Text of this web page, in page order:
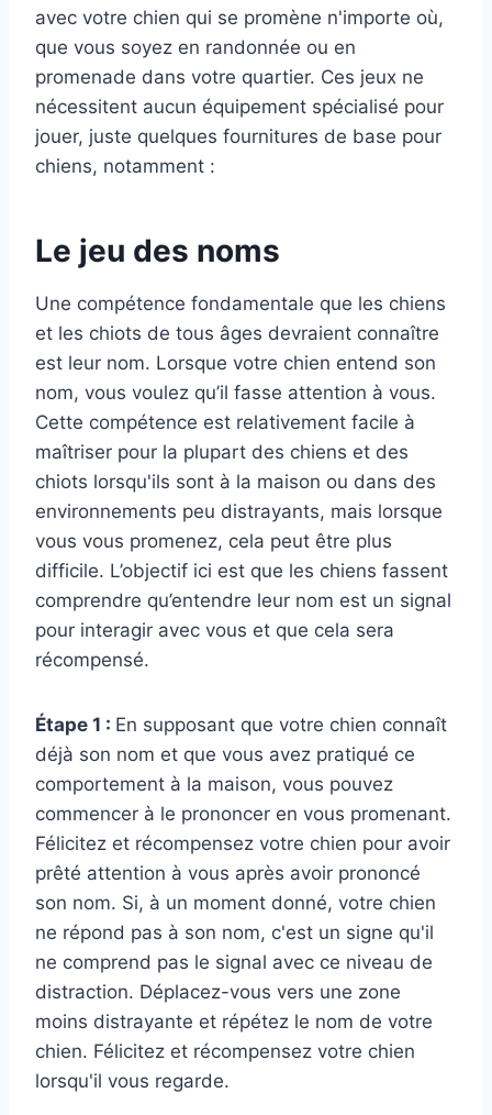
avec votre chien qui se promène n'importe où,
que vous soyez en randonnée ou en
promenade dans votre quartier. Ces jeux ne
nécessitent aucun équipement spécialisé pour
jouer, juste quelques fournitures de base pour
chiens, notamment :
Le jeu des noms
Une compétence fondamentale que les chiens
et les chiots de tous âges devraient connaître
est leur nom. Lorsque votre chien entend son
nom, vous voulez qu’il fasse attention à vous.
Cette compétence est relativement facile à
maîtriser pour la plupart des chiens et des
chiots lorsqu'ils sont à la maison ou dans des
environnements peu distrayants, mais lorsque
vous vous promenez, cela peut être plus
difficile. L’objectif ici est que les chiens fassent
comprendre qu’entendre leur nom est un signal
pour interagir avec vous et que cela sera
récompensé.
Étape 1 : En supposant que votre chien connaît
déjà son nom et que vous avez pratiqué ce
comportement à la maison, vous pouvez
commencer à le prononcer en vous promenant.
Félicitez et récompensez votre chien pour avoir
prêté attention à vous après avoir prononcé
son nom. Si, à un moment donné, votre chien
ne répond pas à son nom, c'est un signe qu'il
ne comprend pas le signal avec ce niveau de
distraction. Déplacez-vous vers une zone
moins distrayante et répétez le nom de votre
chien. Félicitez et récompensez votre chien
lorsqu'il vous regarde.